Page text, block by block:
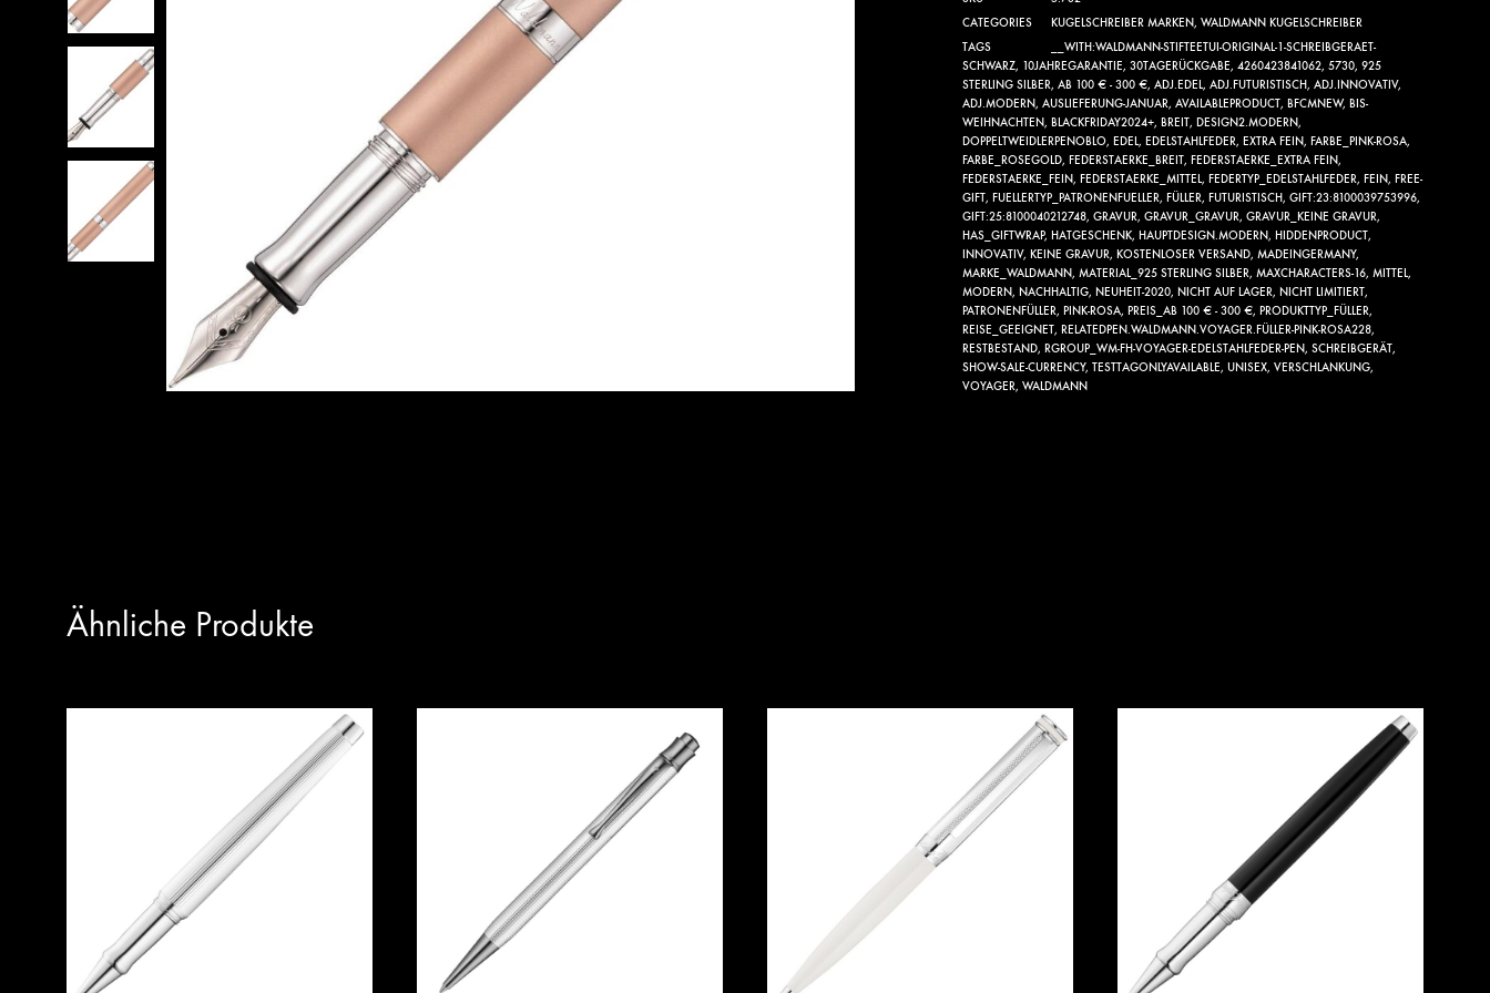
CATEGORIES
KUGELSCHREIBER MARKEN, WALDMANN KUGELSCHREIBER
TAGS
__WITH:WALDMANN-STIFTEETUI-ORIGINAL-1-SCHREIBGERAET-
SCHWARZ, 10JAHREGARANTIE, 30TAGERÜCKGABE, 4260423841062, 5730, 925
STERLING SILBER, AB 100 € - 300 €, ADJ.EDEL, ADJ.FUTURISTISCH, ADJ.INNOVATIV,
ADJ.MODERN, AUSLIEFERUNG-JANUAR, AVAILABLEPRODUCT, BFCMNEW, BIS-
WEIHNACHTEN, BLACKFRIDAY2024+, BREIT, DESIGN2.MODERN,
DOPPELTWEIDLERPENOBLO, EDEL, EDELSTAHLFEDER, EXTRA FEIN, FARBE_PINK-ROSA,
FARBE_ROSEGOLD, FEDERSTAERKE_BREIT, FEDERSTAERKE_EXTRA FEIN,
FEDERSTAERKE_FEIN, FEDERSTAERKE_MITTEL, FEDERTYP_EDELSTAHLFEDER, FEIN, FREE-
GIFT, FUELLERTYP_PATRONENFUELLER, FÜLLER, FUTURISTISCH, GIFT:23:8100039753996,
GIFT:25:8100040212748, GRAVUR, GRAVUR_GRAVUR, GRAVUR_KEINE GRAVUR,
HAS_GIFTWRAP, HATGESCHENK, HAUPTDESIGN.MODERN, HIDDENPRODUCT,
INNOVATIV, KEINE GRAVUR, KOSTENLOSER VERSAND, MADEINGERMANY,
MARKE_WALDMANN, MATERIAL_925 STERLING SILBER, MAXCHARACTERS-16, MITTEL,
MODERN, NACHHALTIG, NEUHEIT-2020, NICHT AUF LAGER, NICHT LIMITIERT,
PATRONENFÜLLER, PINK-ROSA, PREIS_AB 100 € - 300 €, PRODUKTTYP_FÜLLER,
REISE_GEEIGNET, RELATEDPEN.WALDMANN.VOYAGER.FÜLLER-PINK-ROSA228,
RESTBESTAND, RGROUP_WM-FH-VOYAGER-EDELSTAHLFEDER-PEN, SCHREIBGERÄT,
SHOW-SALE-CURRENCY, TESTTAGONLYAVAILABLE, UNISEX, VERSCHLANKUNG,
VOYAGER, WALDMANN
Ähnliche Produkte